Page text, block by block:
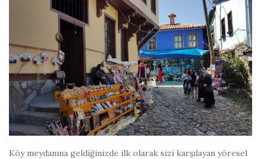
Köy meydanına geldiğinizde ilk olarak sizi karşılayan yöresel